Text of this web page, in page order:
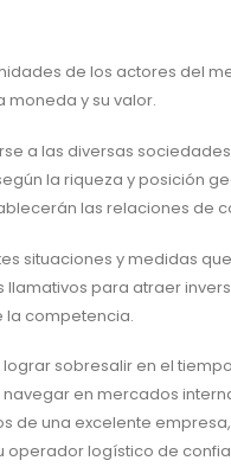
de los actores del
moneda y su valor.
a las diversas
la riqueza y posición
las relaciones de
situaciones y medidas
llamativos para atraer
la competencia.
sobresalir en el
en mercados
de una excelente
operador logístico de